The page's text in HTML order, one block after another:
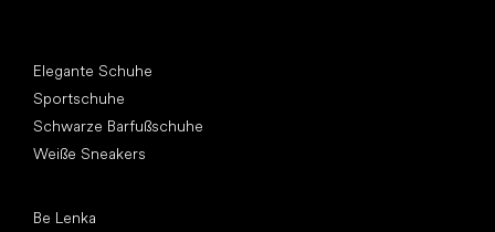
Elegante Schuhe
Sportschuhe
Schwarze Barfußschuhe
Weiße Sneakers
Be Lenka